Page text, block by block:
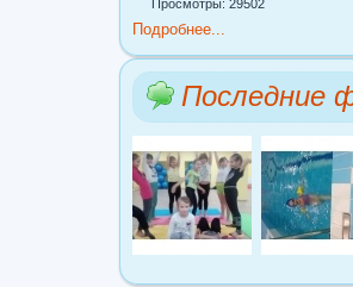
Просмотры: 29502
Подробнее...
Последние